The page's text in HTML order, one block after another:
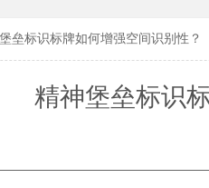
垒标识标牌如何增强空间识别性？
精神堡垒标识